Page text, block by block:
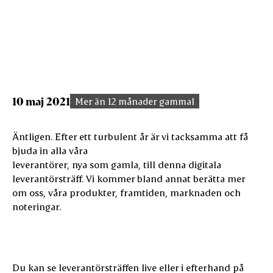
10 maj 2021 Mer än 12 månader gammal
Äntligen. Efter ett turbulent år är vi tacksamma att få
bjuda in alla våra
leverantörer, nya som gamla, till denna digitala
leverantörsträff. Vi kommer bland annat berätta mer
om oss, våra produkter, framtiden, marknaden och
noteringar.
Du kan se leverantörsträffen live eller i efterhand på